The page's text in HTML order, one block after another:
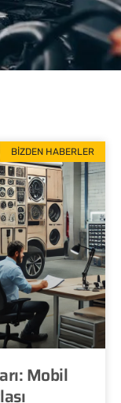
BIZDEN HABERLER
Mobil